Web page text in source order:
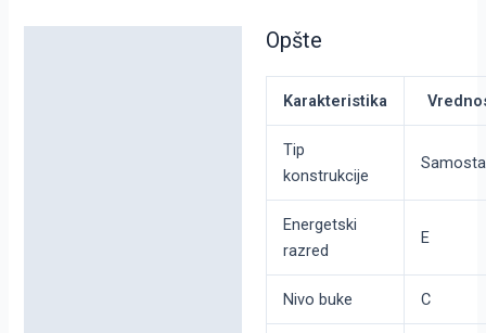
Opšte
Karakteristika
Tip
konstrukcije
Energetski
razred
E
Nivo buke C